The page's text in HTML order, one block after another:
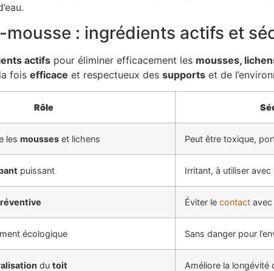
: ingrédients actifs et
actifs pour éliminer efficacement les mousses,
fois efficace et respectueux des supports et de
Rôle
les mousses et lichens Peut être toxique,
puissant Irritant, à utiliser
Éviter le contact avec
écologique Sans danger pour
du toit Améliore la longévité